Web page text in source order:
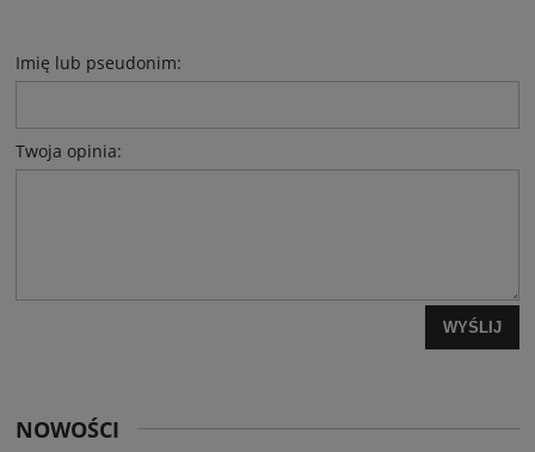
Imię lub pseudonim:
Twoja opinia:
WYŚLIJ
NOWOŚCI